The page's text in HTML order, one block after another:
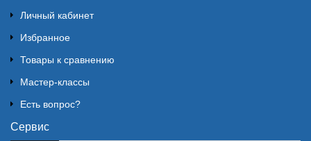
Личный кабинет
Избранное
Товары к сравнению
Мастер-классы
Есть вопрос?
Сервис